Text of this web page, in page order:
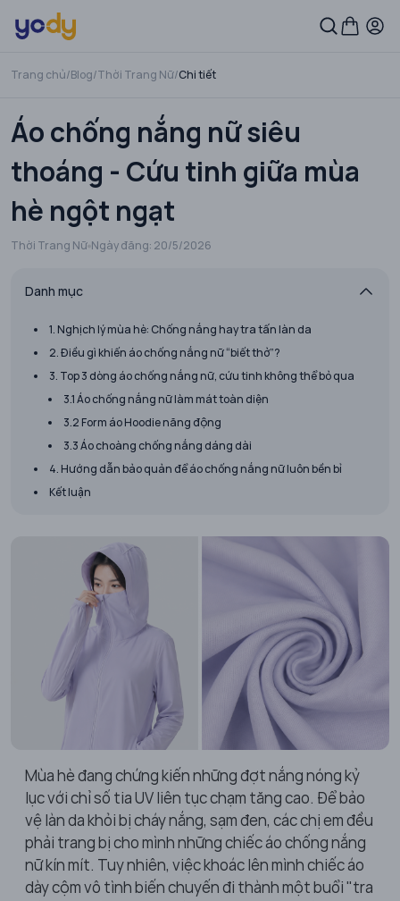
Trang chủ/Blog/Thời Trang Nữ/Chi tiết
Áo chống nắng nữ siêu
thoáng - Cứu tinh giữa mùa
hè ngột ngạt
Thời Trang Nữ Ngày đăng: 20/5/2026
Danh mục
1. Nghịch lý mùa hè: Chống nắng hay tra tấn làn da
2. Điều gì khiến áo chống nắng nữ “biết thở”?
3. Top 3 dòng áo chống nắng nữ, cứu tinh không thể bỏ qua
3.1 Áo chống nắng nữ làm mát toàn diện
3.2 Form áo Hoodie năng động
3.3 Áo choàng chống nắng dáng dài
4. Hướng dẫn bảo quản để áo chống nắng nữ luôn bền bỉ
Kết luận
Mùa hè đang chứng kiến những đợt nắng nóng kỷ
lục với chỉ số tia UV liên tục chạm tăng cao. Để bảo
vệ làn da khỏi bị cháy nắng, sạm đen, các chị em đều
phải trang bị cho mình những chiếcáo chống nắng
nữkín mít. Tuy nhiên, việc khoác lên mình chiếc áo
dày cộm vô tình biến chuyến đi thành một buổi "tra